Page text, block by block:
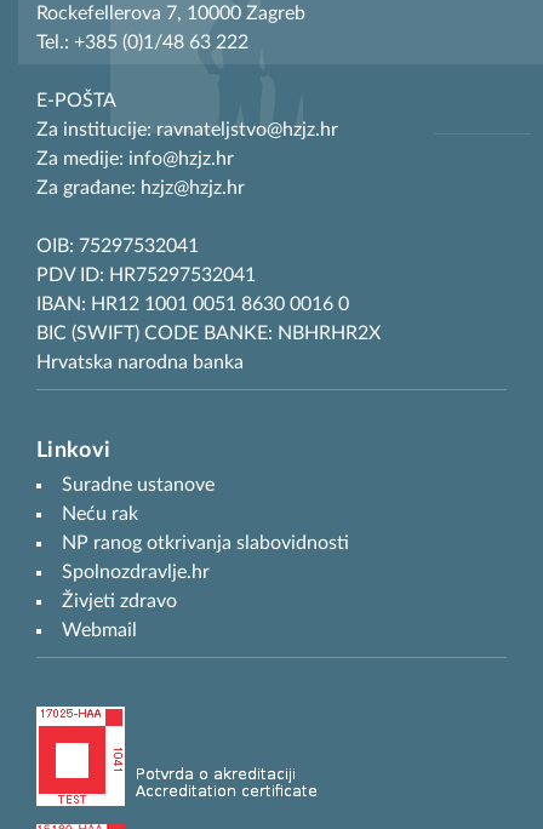
Rockefellerova 7, 10000 Zagreb
Tel.: +385 (0)1/48 63 222
E-POŠTA
Za institucije: ravnateljstvo@hzjz.hr
Za medije: info@hzjz.hr
Za građane: hzjz@hzjz.hr
OIB: 75297532041
PDV ID: HR75297532041
IBAN: HR12 1001 0051 8630 0016 0
BIC (SWIFT) CODE BANKE: NBHRHR2X
Hrvatska narodna banka
Linkovi
Suradne ustanove
Neću rak
NP ranog otkrivanja slabovidnosti
Spolnozdravlje.hr
Živjeti zdravo
Webmail